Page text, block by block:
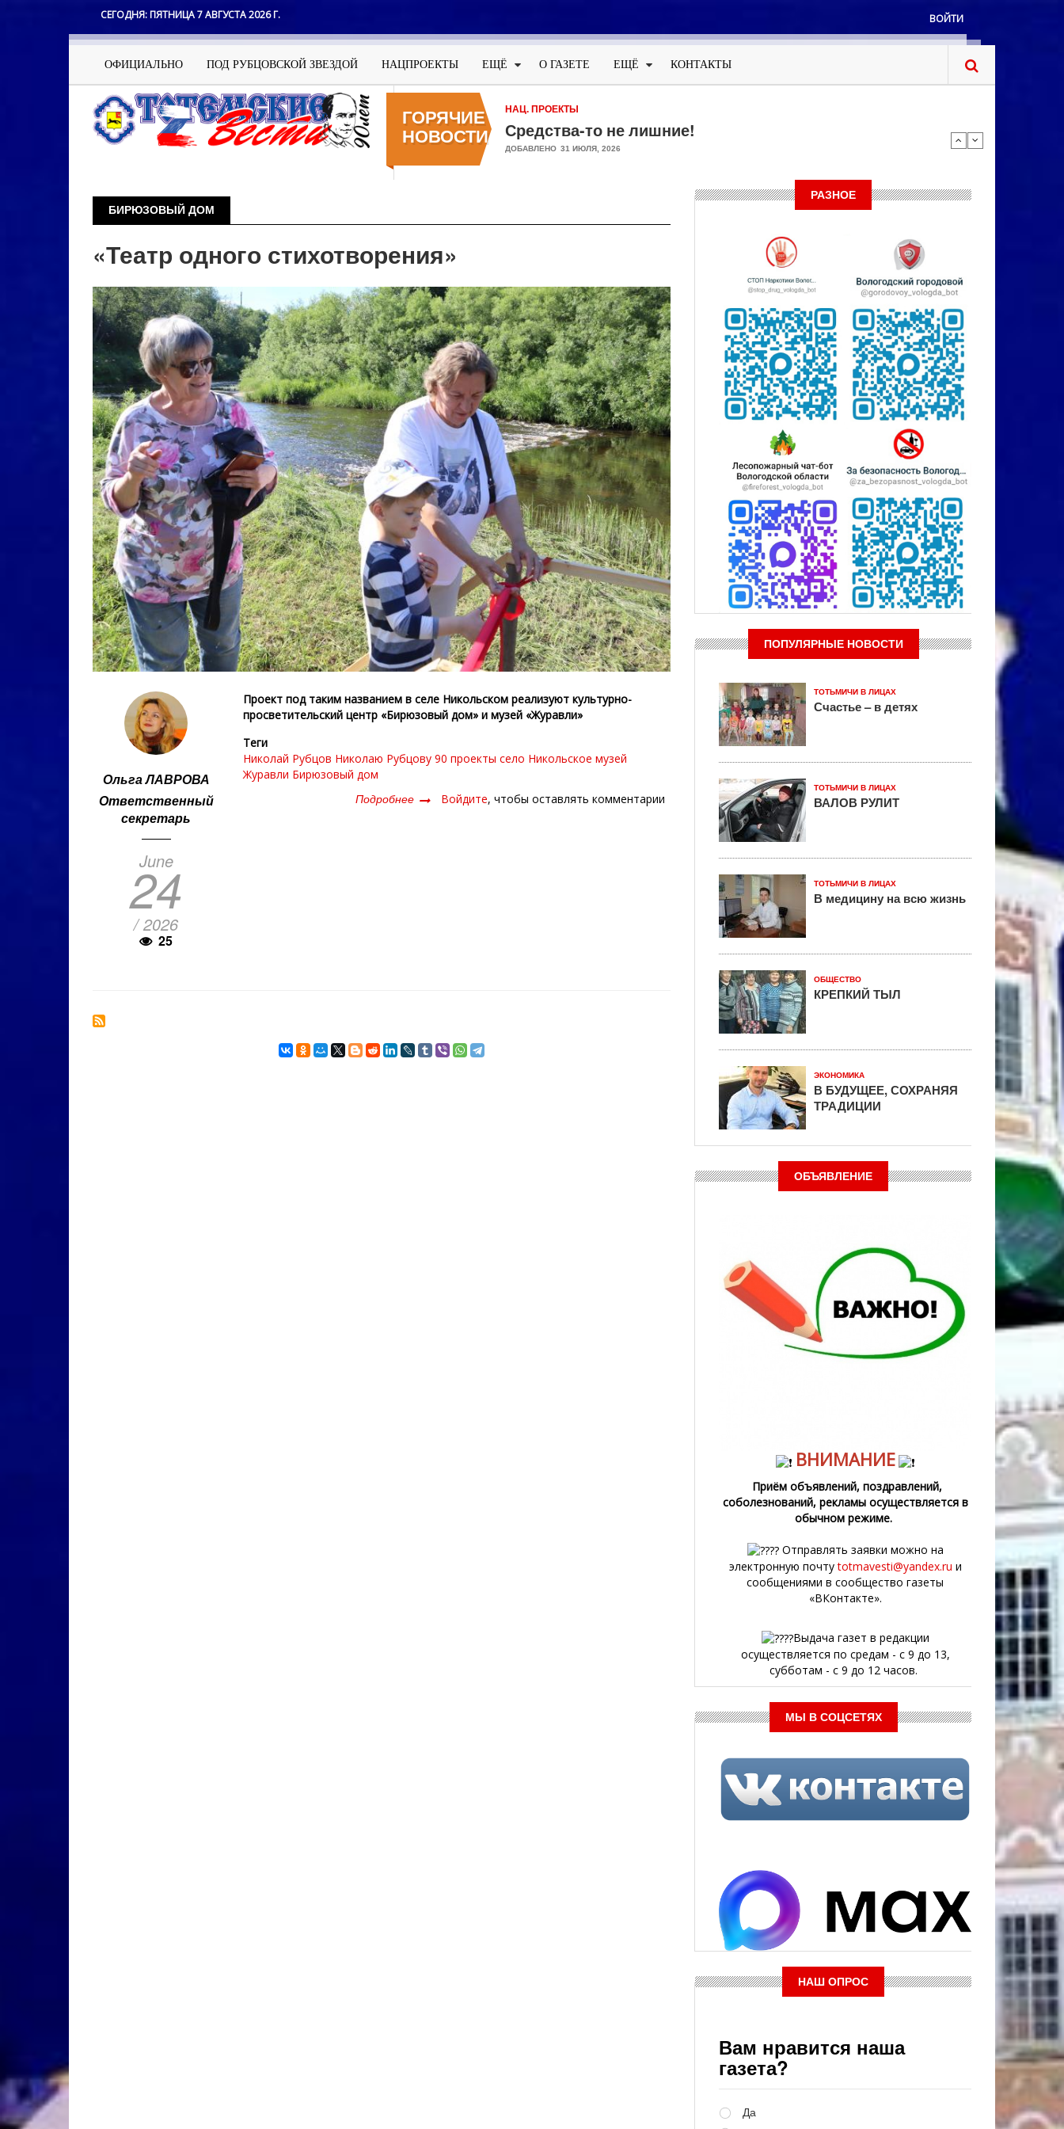
СЕГОДНЯ:ПЯТНИЦА 7 АВГУСТА 2026 Г.
Меню
учётной
записи
пользователя
ВОЙТИ
Основная
навигация
ОФИЦИАЛЬНО ПОД РУБЦОВСКОЙ ЗВЕЗДОЙ НАЦПРОЕКТЫ ЕЩЁ О ГАЗЕТЕ ЕЩЁ КОНТАКТЫ
ГОРЯЧИЕ
НОВОСТИ
НАЦ. ПРОЕКТЫ
Средства-то не лишние!
ДОБАВЛЕНО 31 ИЮЛЯ, 2026
БИРЮЗОВЫЙ ДОМ
«Театр одного стихотворения»
Ольга ЛАВРОВА
Ответственный
секретарь
June
24
/ 2026
25
Проект под таким названием в селе Никольском реализуют культурно-
просветительский центр «Бирюзовый дом» и музей «Журавли»
Теги
Николай Рубцов Николаю Рубцову 90 проекты село Никольское музей
Журавли Бирюзовый дом
Подробнее о
Войдите, чтобы оставлять комментарии
РАЗНОЕ
ПОПУЛЯРНЫЕ НОВОСТИ
ТОТЬМИЧИ В ЛИЦАХ
Счастье – в детях
ТОТЬМИЧИ В ЛИЦАХ
ВАЛОВ РУЛИТ
ТОТЬМИЧИ В ЛИЦАХ
В медицину на всю жизнь
ОБЩЕСТВО
КРЕПКИЙ ТЫЛ
ЭКОНОМИКА
В БУДУЩЕЕ, СОХРАНЯЯ
ТРАДИЦИИ
ОБЪЯВЛЕНИЕ
ВНИМАНИЕ
Приём объявлений, поздравлений,
соболезнований, рекламы осуществляется в
обычном режиме.
Отправлять заявки можно на
электронную почтуtotmavesti@yandex.ru и
сообщениями в сообщество газеты
«ВКонтакте».
Выдача газет в редакции
осуществляется по средам - с 9 до 13,
субботам - с 9 до 12 часов.
МЫ В СОЦСЕТЯХ
НАШ ОПРОС
Вам нравится наша
газета?
Да